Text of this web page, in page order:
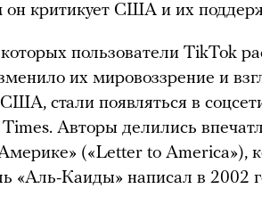
он критикует США и их
пользователи TikTok
их мировоззрение и
стали появляться в
Авторы делились
(«Letter to America»),
«Аль-Каиды» написал в 2002